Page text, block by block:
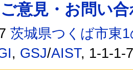
ご意見・お問い
茨城県つくば市東
, GSJ/AIST, 1-1-1-